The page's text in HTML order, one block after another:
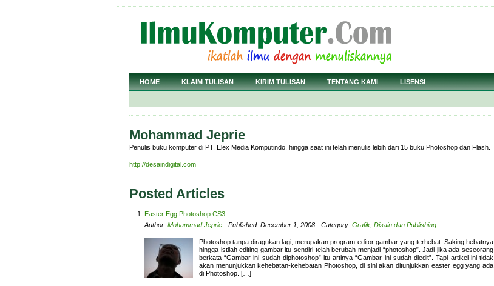
HOME KLAIM TULISAN KIRIM TULISAN TENTANG KAMI LISENSI
Mohammad Jeprie
Penulis buku komputer di PT. Elex Media Komputindo, hingga saat ini telah menulis lebih dari 15 buku Photoshop dan Flash.
http://desaindigital.com
Posted Articles
Easter Egg Photoshop CS3
Author: Mohammad Jeprie · Published: December 1, 2008 · Category: Grafik, Disain dan Publishing
Photoshop tanpa diragukan lagi, merupakan program editor gambar yang terhebat. Saking hebatnya
hingga istilah editing gambar itu sendiri telah berubah menjadi “photoshop”. Jadi jika ada seseorang
berkata “Gambar ini sudah diphotoshop” itu artinya “Gambar ini sudah diedit”. Tapi artikel ini tidak
akan menunjukkan kehebatan-kehebatan Photoshop, di sini akan ditunjukkan easter egg yang ada
di Photoshop. […]